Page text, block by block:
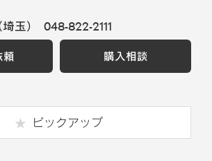
玉） 048-822-2111
頼 購入相談
ピックアップ